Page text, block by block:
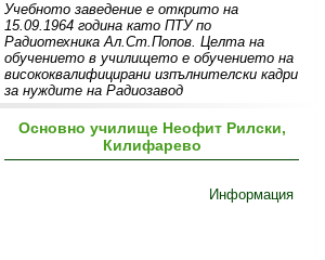
Учебното заведение е открито на
15.09.1964 година като ПТУ по
Радиотехника Ал.Ст.Попов. Целта на
обучението в училището е обучението на
висококвалифицирани изпълнителски кадри
за нуждите на Радиозавод
Основно училище Неофит Рилски,
Килифарево
Информация